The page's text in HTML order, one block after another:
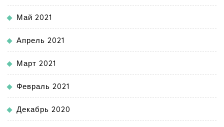
Май 2021
Апрель 2021
Март 2021
Февраль 2021
Декабрь 2020